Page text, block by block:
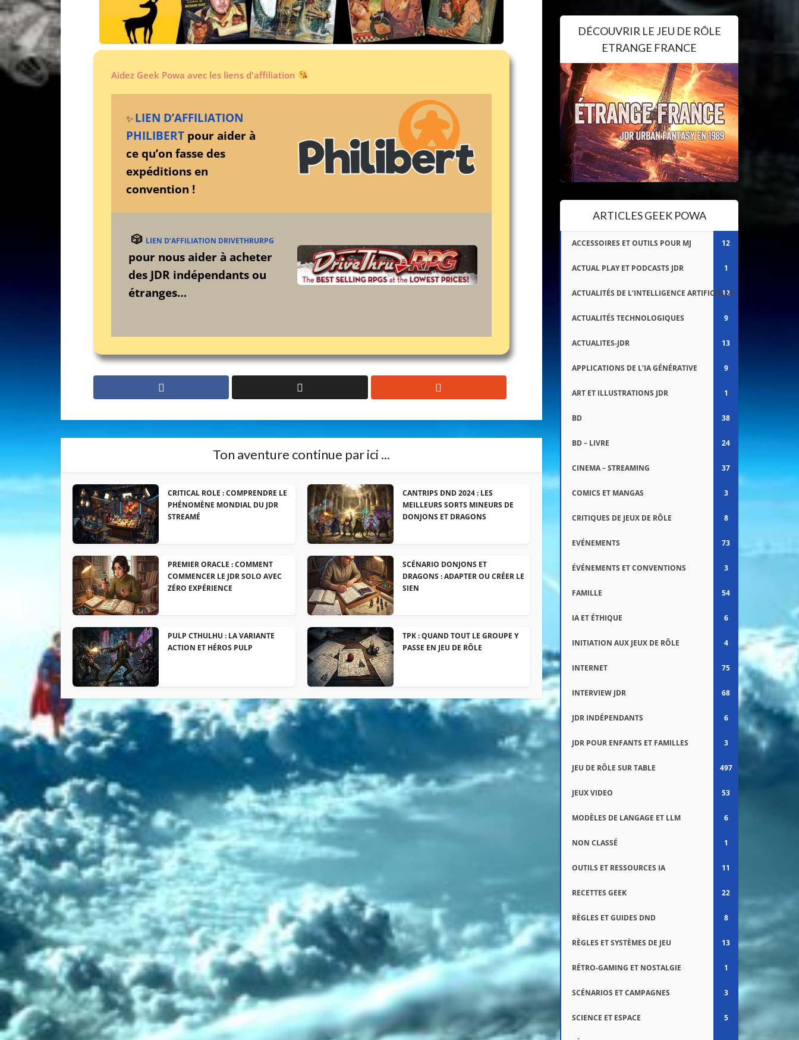
Aidez Geek Powa avec les liens d'affiliation
✨ LIEN D’AFFILIATION
PHILIBERT pour aider à
ce qu’on fasse des
expéditions en
convention !
🎲 LIEN D’AFFILIATION DRIVETHRURPG
pour nous aider à acheter
des JDR indépendants ou
étranges…
Ton aventure continue par ici ...
CRITICAL ROLE : COMPRENDRE LE
PHÉNOMÈNE MONDIAL DU JDR
STREAMÉ
CANTRIPS DND 2024 : LES
MEILLEURS SORTS MINEURS DE
DONJONS ET DRAGONS
PREMIER ORACLE : COMMENT
COMMENCER LE JDR SOLO AVEC
ZÉRO EXPÉRIENCE
SCÉNARIO DONJONS ET
DRAGONS : ADAPTER OU CRÉER LE
SIEN
PULP CTHULHU : LA VARIANTE
ACTION ET HÉROS PULP
TPK : QUAND TOUT LE GROUPE Y
PASSE EN JEU DE RÔLE
DÉCOUVRIR LE JEU DE RÔLE
ETRANGE FRANCE
ARTICLES GEEK POWA
ACCESSOIRES ET OUTILS POUR MJ 12
ACTUAL PLAY ET PODCASTS JDR 1
ACTUALITÉS DE L’INTELLIGENCE ARTIFICIELLE
12
ACTUALITÉS TECHNOLOGIQUES 9
ACTUALITES-JDR 13
APPLICATIONS DE L’IA GÉNÉRATIVE 9
ART ET ILLUSTRATIONS JDR 1
BD 38
BD – LIVRE 24
CINEMA – STREAMING 37
COMICS ET MANGAS 3
CRITIQUES DE JEUX DE RÔLE 8
EVÉNEMENTS 73
ÉVÉNEMENTS ET CONVENTIONS 3
FAMILLE 54
IA ET ÉTHIQUE 6
INITIATION AUX JEUX DE RÔLE 4
INTERNET 75
INTERVIEW JDR 68
JDR INDÉPENDANTS 6
JDR POUR ENFANTS ET FAMILLES 3
JEU DE RÔLE SUR TABLE 497
JEUX VIDEO 53
MODÈLES DE LANGAGE ET LLM 6
NON CLASSÉ 1
OUTILS ET RESSOURCES IA 11
RECETTES GEEK 22
RÈGLES ET GUIDES DND 8
RÈGLES ET SYSTÈMES DE JEU 13
RÉTRO-GAMING ET NOSTALGIE 1
SCÉNARIOS ET CAMPAGNES 3
SCIENCE ET ESPACE 5